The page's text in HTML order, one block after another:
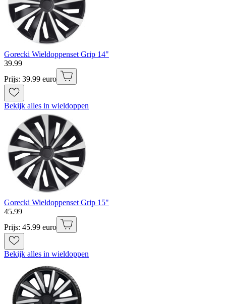
Gorecki Wieldoppenset Grip 14"
39.99
Prijs: 39.99 euro
Bekijk alles in wieldoppen
Gorecki Wieldoppenset Grip 15"
45.99
Prijs: 45.99 euro
Bekijk alles in wieldoppen